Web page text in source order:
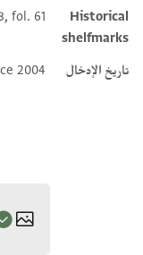
Historical
shelfmarks
fol. 61
تاريخ الإدخال 2004